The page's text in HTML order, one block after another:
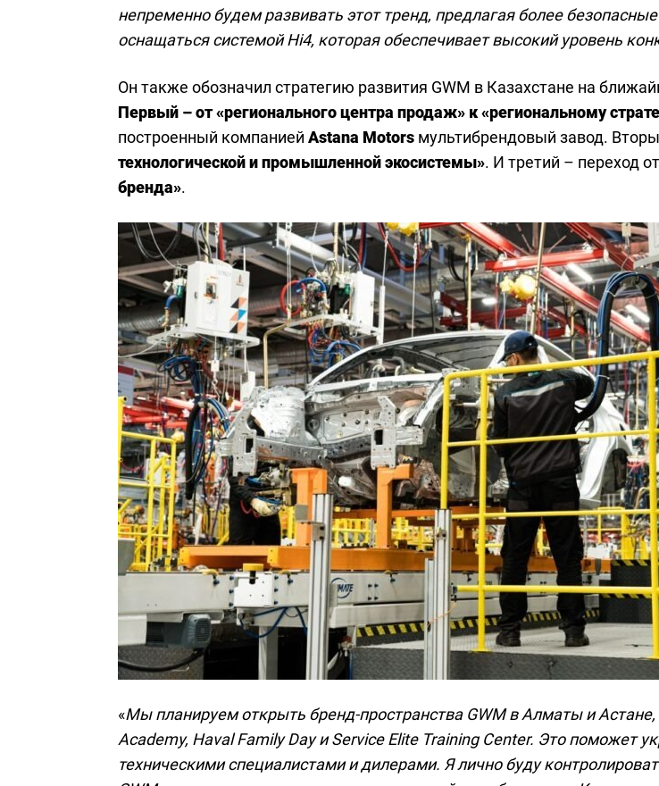
непременно будем развивать этот тренд, предлагая более
оснащаться системой Hi4, которая обеспечивает высокий уровень
Он также обозначил стратегию развития GWM в Казахстане на
Первый – от «регионального центра продаж» к «региональному
построенный компанией Astana Motors мультибрендовый завод.
технологической и промышленной экосистемы». И третий – переход от
бренда».
«Мы планируем открыть бренд-пространства GWM в Алматы и
Academy, Haval Family Day и Service Elite Training Center. Это поможет
техническими специалистами и дилерами. Я лично буду